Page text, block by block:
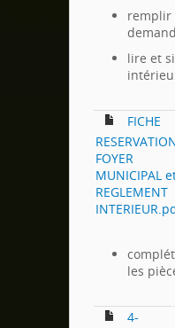
remplir
lire et
FICHE
FOYER
MUNICIPAL
REGLEMENT
les
4-